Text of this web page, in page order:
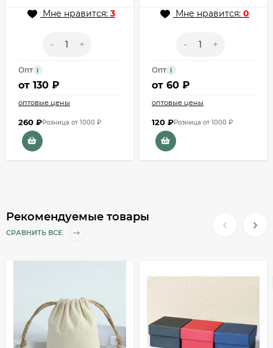
Мне нравится: 3
- +
Опт i
от 130 ₽
оптовые цены
260 ₽Розница от 1000 ₽
Мне нравится: 0
- +
Опт i
от 60 ₽
оптовые цены
120 ₽Розница от 1000 ₽
Рекомендуемые товары
СРАВНИТЬ ВСЕ